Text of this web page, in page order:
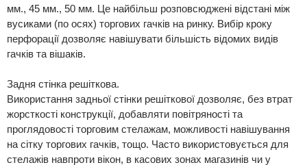
мм., 45 мм., 50 мм. Це найбільш розповсюджені відстані між
вусиками (по осях) торгових гачків на ринку. Вибір кроку
перфорації дозволяє навішувати більшість відомих видів
гачків та вішаків.
Задня стінка решіткова.
Використання задньої стінки решіткової дозволяє, без втрат
жорсткості конструкції, добавляти повітряності та
проглядовості торговим стелажам, можливості навішування
на сітку торгових гачків, тощо. Часто використовується для
стелажів навпроти вікон, в касових зонах магазинів чи у